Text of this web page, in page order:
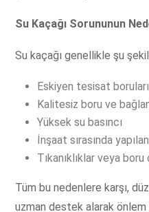
Su Kaçağı Sorununun
Su kaçağı genellikle şu
Eskiyen tesisat boruları
Kalitesiz boru ve
Yüksek su basıncı
İnşaat sırasında
Tıkanıklıklar veya boru
Tüm bu nedenlere karşı,
uzman destek alarak önlem